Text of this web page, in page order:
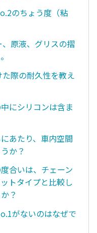
のちょう度（粘
原液、グリスの摺
際の耐久性を教え
にシリコンは含ま
あたり、車内空間
か？
合いは、チェーン
トタイプと比較し
？
がないのはなぜで